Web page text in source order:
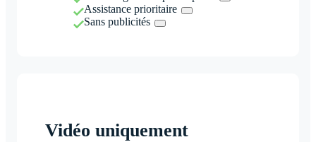
Assistance prioritaire
Sans publicités
Vidéo uniquement